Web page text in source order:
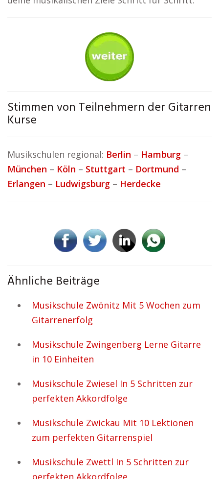
Stimmen von Teilnehmern der Gitarren
Kurse
Musikschulen regional: Berlin – Hamburg –
München – Köln – Stuttgart – Dortmund –
Erlangen – Ludwigsburg – Herdecke
Ähnliche Beiträge
Musikschule Zwönitz Mit 5 Wochen zum
Gitarrenerfolg
Musikschule Zwingenberg Lerne Gitarre
in 10 Einheiten
Musikschule Zwiesel In 5 Schritten zur
perfekten Akkordfolge
Musikschule Zwickau Mit 10 Lektionen
zum perfekten Gitarrenspiel
Musikschule Zwettl In 5 Schritten zur
perfekten Akkordfolge